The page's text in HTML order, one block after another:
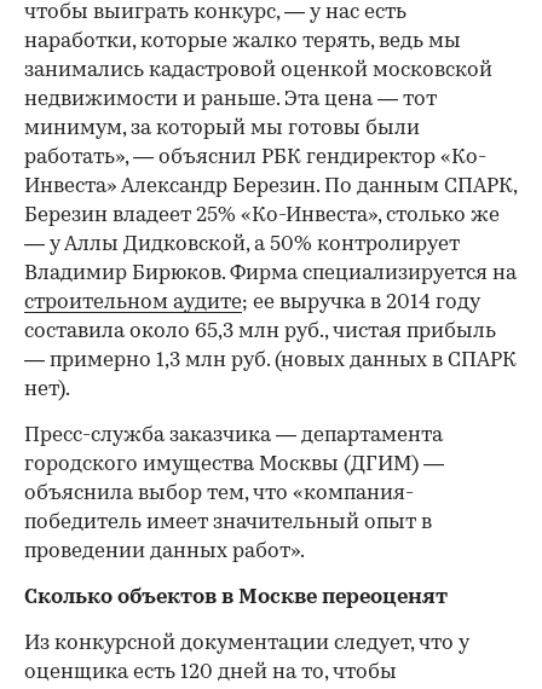
чтобы выиграть конкурс, — у нас есть
наработки, которые жалко терять, ведь мы
занимались кадастровой оценкой московской
недвижимости и раньше. Эта цена — тот
минимум, за который мы готовы были
работать», — объяснил РБК гендиректор «Ко-
Инвеста» Александр Березин. По данным СПАРК,
Березин владеет 25% «Ко-Инвеста», столько же
— у Аллы Дидковской, а 50% контролирует
Владимир Бирюков. Фирма специализируется на
строительном аудите; ее выручка в 2014 году
составила около 65,3 млн руб., чистая прибыль
— примерно 1,3 млн руб. (новых данных в СПАРК
нет).
Пресс-служба заказчика — департамента
городского имущества Москвы (ДГИМ) —
объяснила выбор тем, что «ком​пания-
победитель имеет значительный опыт в
проведении данных работ».
Сколько объектов в Москве переоценят
Из конкурсной документации следует, что у
оценщика есть 120 дней на то, чтобы